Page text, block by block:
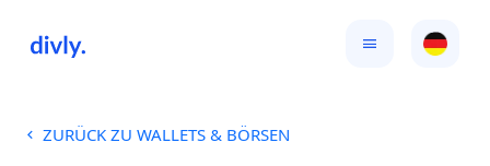
ZURÜCK ZU WALLETS & BÖRSEN